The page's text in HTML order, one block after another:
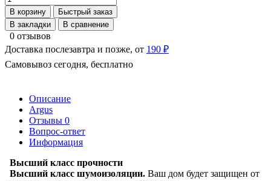
В корзину
Быстрый заказ
В закладки
В сравнение
0 отзывов
Доставка послезавтра и позже, от 190 ₽
Самовывоз сегодня, бесплатно
Описание
Argus
Отзывы 0
Вопрос-ответ
Информация
Высший класс прочности
Высший класс шумоизоляции. Ваш дом будет защищен от